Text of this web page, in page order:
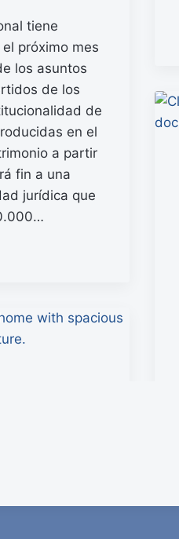
tiene
próximo mes
los asuntos
de los
de
en el
a partir
fin a una
jurídica que